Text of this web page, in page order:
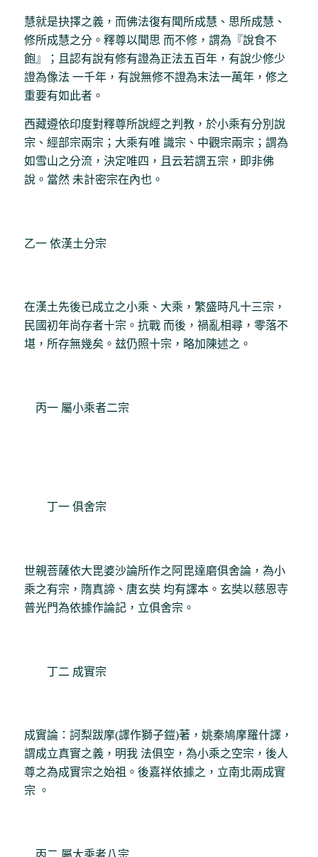
慧就是抉擇之義，而佛法復有聞所成慧、思所成慧、
修所成慧之分。釋尊以聞思 而不修，謂為『說食不
飽』；且認有說有修有證為正法五百年，有說少修少
證為像法 一千年，有說無修不證為末法一萬年，修之
重要有如此者。
西藏遵依印度對釋尊所說經之判教，於小乘有分別說
宗、經部宗兩宗；大乘有唯 識宗、中觀宗兩宗；謂為
如雪山之分流，決定唯四，且云若謂五宗，即非佛
說。當然 未計密宗在內也。
乙一 依漢土分宗
在漢土先後已成立之小乘、大乘，繁盛時凡十三宗，
民國初年尚存者十宗。抗戰 而後，禍亂相尋，零落不
堪，所存無幾矣。玆仍照十宗，略加陳述之。
丙一 屬小乘者二宗
丁一 俱舍宗
世親菩薩依大毘婆沙論所作之阿毘達磨俱舍論，為小
乘之有宗，隋真諦、唐玄奘 均有譯本。玄奘以慈恩寺
普光門為依據作論記，立俱舍宗。
丁二 成實宗
成實論：訶梨跋摩(譯作獅子鎧)著，姚秦鳩摩羅什譯，
謂成立真實之義，明我 法俱空，為小乘之空宗，後人
尊之為成實宗之始祖。後嘉祥依據之，立南北兩成實
宗 。
丙二 屬大乘者八宗